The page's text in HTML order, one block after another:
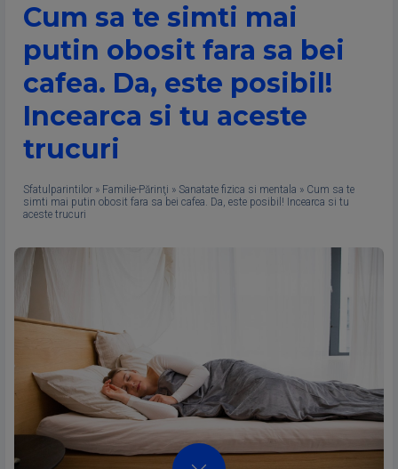
Cum sa te simti mai
putin obosit fara sa bei
cafea. Da, este posibil!
Incearca si tu aceste
trucuri
Sfatulparintilor » Familie-Părinţi » Sanatate fizica si mentala » Cum sa te
simti mai putin obosit fara sa bei cafea. Da, este posibil! Incearca si tu
aceste trucuri